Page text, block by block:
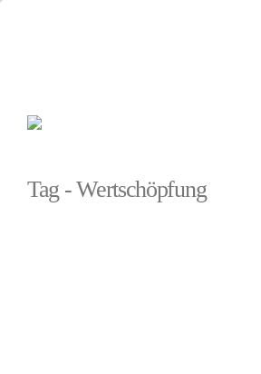
Tag - Wertschöpfung